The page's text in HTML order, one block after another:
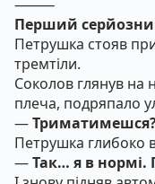
⸻
Перший
Петрушка стояв
тремтіли.
Соколов глянув на
плеча, подряпало
—
Петрушка глибоко
—Так… я в